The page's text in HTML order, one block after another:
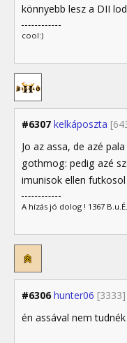
könnyebb lesz a DII
cool:)
#6307 kelkáposzta
Jo az assa, de azé
gothmog: pedig azé
imunisok ellen futkosol
A hízás jó dolog ! 1367
#6306 hunter06 [3333]
én assával nem